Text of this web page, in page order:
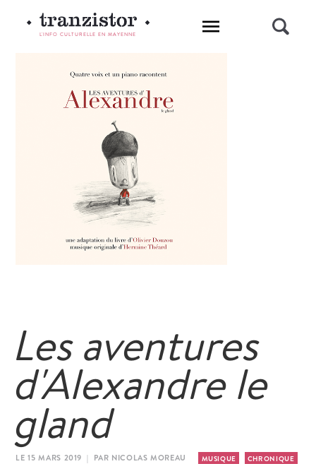
L'INFO CULTURELLE EN MAYENNE
Les aventures
d'Alexandre le
gland
LE 15 MARS 2019 | PAR NICOLAS MOREAU MUSIQUE CHRONIQUE